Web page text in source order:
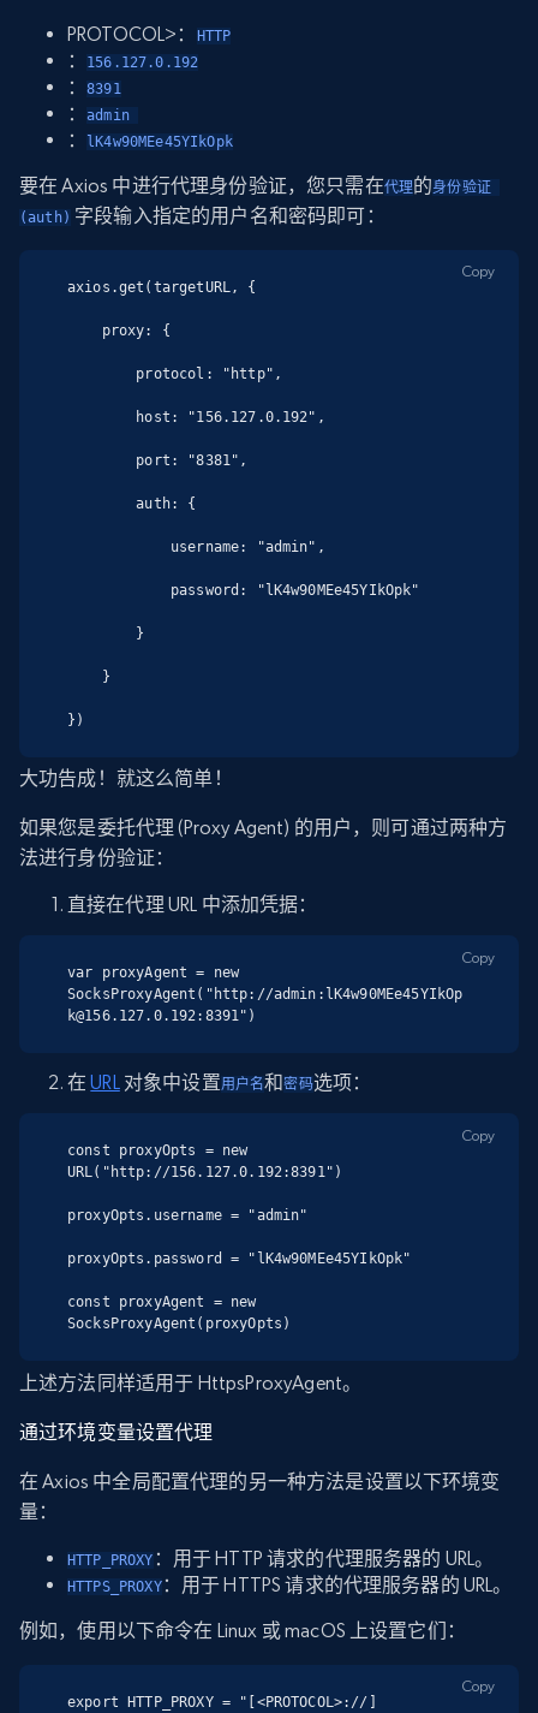
PROTOCOL>： HTTP
： 156.127.0.192
：8391
：admin
：lK4w90MEe45YIkOpk
要在 Axios 中进行代理身份验证，您只需在代理的身份验证
(auth) 字段输入指定的用户名和密码即可：
axios.get(targetURL, {
        auth: {
})
Copy
大功告成！就这么简单！
如果您是委托代理 (Proxy Agent) 的用户，则可通过两种方
法进行身份验证：
直接在代理 URL 中添加凭据：
var proxyAgent = new
SocksProxyAgent("http://admin:lK4w90MEe45YIkOp
k@156.127.0.192:8391")
Copy
在URL对象中设置用户名和密码选项：
const proxyOpts = new
URL("http://156.127.0.192:8391")
proxyOpts.username = "admin"
proxyOpts.password = "lK4w90MEe45YIkOpk"
const proxyAgent = new
SocksProxyAgent(proxyOpts)
Copy
上述方法同样适用于 HttpsProxyAgent。
通过环境变量设置代理
在 Axios 中全局配置代理的另一种方法是设置以下环境变
量：
HTTP_PROXY ：用于 HTTP 请求的代理服务器的 URL。
HTTPS_PROXY：用于 HTTPS 请求的代理服务器的 URL。
例如，使用以下命令在 Linux 或 macOS 上设置它们：
export HTTP_PROXY = "[<PROTOCOL>://]
Copy